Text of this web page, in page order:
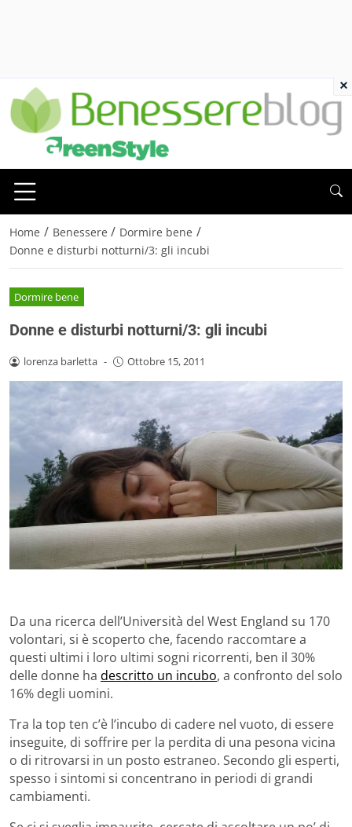
Home / Benessere / Dormire bene /
Donne e disturbi notturni/3: gli incubi
Dormire bene
Donne e disturbi notturni/3: gli incubi
lorenza barletta - Ottobre 15, 2011
Da una ricerca dell’Università del West England su 170
volontari, si è scoperto che, facendo raccomtare a
questi ultimi i loro ultimi sogni ricorrenti, ben il 30%
delle donne ha descritto un incubo, a confronto del solo
16% degli uomini.
Tra la top ten c’è l’incubo di cadere nel vuoto, di essere
inseguite, di soffrire per la perdita di una pesona vicina
o di ritrovarsi in un posto estraneo. Secondo gli esperti,
spesso i sintomi si concentrano in periodi di grandi
cambiamenti.
×